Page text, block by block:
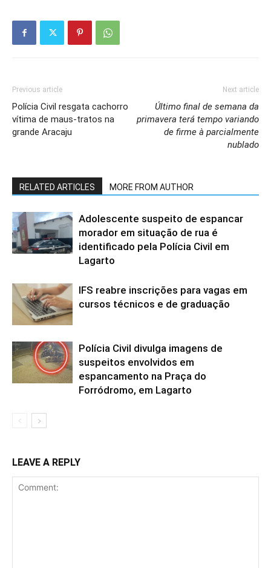
Previous article
Polícia Civil resgata cachorro
vítima de maus-tratos na
grande Aracaju
Next article
Último final de semana da
primavera terá tempo variando
de firme à parcialmente
nublado
RELATED ARTICLES MORE FROM AUTHOR
Adolescente suspeito de espancar
morador em situação de rua é
identificado pela Polícia Civil em
Lagarto
IFS reabre inscrições para vagas em
cursos técnicos e de graduação
Polícia Civil divulga imagens de
suspeitos envolvidos em
espancamento na Praça do
Forródromo, em Lagarto
LEAVE A REPLY